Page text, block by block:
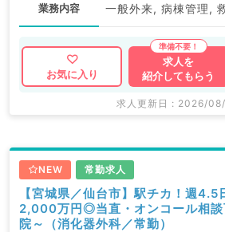
業務内容 一般外来, 病棟管理,
お気に入り
求人を
紹介してもらう
求人更新日 : 2026/
NEW 常勤求人
【宮城県／仙台市】駅チカ！週
2,000万円◎当直・オンコール相談
院～（消化器外科／常勤）